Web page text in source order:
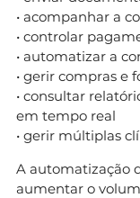
• acompanhar a
• controlar
• automatizar a
• gerir compras e
• consultar
em tempo real
• gerir múltiplas
A automatização
aumentar o